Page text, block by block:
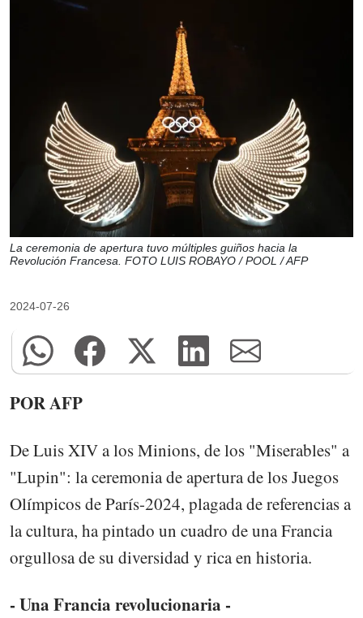
La ceremonia de apertura tuvo múltiples guiños hacia la
Revolución Francesa. FOTO LUIS ROBAYO / POOL / AFP
2024-07-26
POR AFP
De Luis XIV a los Minions, de los "Miserables" a
"Lupin": la ceremonia de apertura de los Juegos
Olímpicos de París-2024, plagada de referencias a
la cultura, ha pintado un cuadro de una Francia
orgullosa de su diversidad y rica en historia.
- Una Francia revolucionaria -